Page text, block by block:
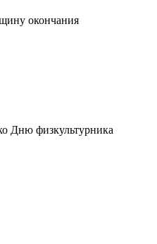
окончания
Дню физкультурника